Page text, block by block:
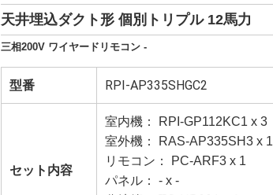
天井埋込ダクト形 個別トリプル 12馬力
三相200V ワイヤードリモコン -
型番 RPI-AP335SHGC2
セット内容
室内機： RPI-GP112KC1 x 3
室外機： RAS-AP335SH3 x 1
リモコン： PC-ARF3 x 1
パネル： - x -